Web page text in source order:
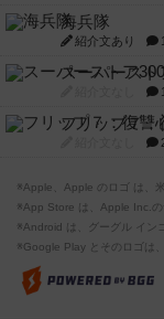
海兵隊
紹介文あり
スーパースト
フリップ７：
※Apple、Apple のロゴ は、
※App Store は、Apple Inc.の
※Android は、グーグル イン
※Google Play とそのロゴは